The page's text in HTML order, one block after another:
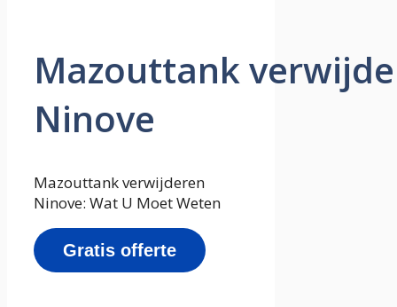
Mazouttank
Ninove
Mazouttank verwijderen
Ninove: Wat U Moet Weten
Gratis offerte